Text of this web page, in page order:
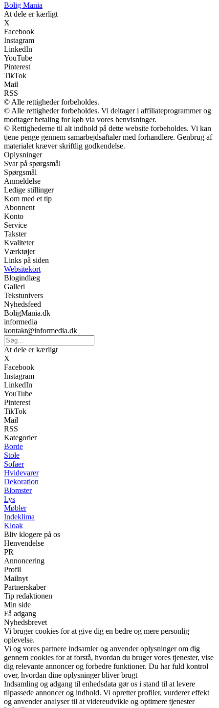
Bolig Mania
At dele er kærligt
X
Facebook
Instagram
LinkedIn
YouTube
Pinterest
TikTok
Mail
RSS
© Alle rettigheder forbeholdes.
© Alle rettigheder forbeholdes. Vi deltager i affiliateprogrammer og
modtager betaling for køb via vores henvisninger.
© Rettighederne til alt indhold på dette website forbeholdes. Vi kan
tjene penge gennem samarbejdsaftaler med forhandlere. Genbrug af
materialet kræver skriftlig godkendelse.
Oplysninger
Svar på spørgsmål
Spørgsmål
Anmeldelse
Ledige stillinger
Kom med et tip
Abonnent
Konto
Service
Takster
Kvaliteter
Værktøjer
Links på siden
Websitekort
Blogindlæg
Galleri
Tekstunivers
Nyhedsfeed
BoligMania.dk
informedia
kontakt@informedia.dk
At dele er kærligt
X
Facebook
Instagram
LinkedIn
YouTube
Pinterest
TikTok
Mail
RSS
Kategorier
Borde
Stole
Sofaer
Hvidevarer
Dekoration
Blomster
Lys
Møbler
Indeklima
Kloak
Bliv klogere på os
Henvendelse
PR
Annoncering
Profil
Mailnyt
Partnerskaber
Tip redaktionen
Min side
Få adgang
Nyhedsbrevet
Vi bruger cookies for at give dig en bedre og mere personlig
oplevelse.
Vi og vores partnere indsamler og anvender oplysninger om dig
gennem cookies for at forstå, hvordan du bruger vores tjenester, vise
dig relevante annoncer og forbedre funktioner. Du har fuld kontrol
over, hvordan dine oplysninger bliver brugt
Indsamling og adgang til enhedsdata gør os i stand til at levere
tilpassede annoncer og indhold. Vi opretter profiler, vurderer effekt
og anvender analyser til at videreudvikle og optimere tjenester